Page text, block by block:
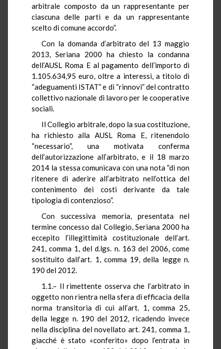
arbitrale composto da un rappresentante per
ciascuna delle parti e da un rappresentante
scelto di comune accordo”.
Con la domanda d’arbitrato del 13 maggio
2013, Seriana 2000 ha chiesto la condanna
dell’AUSL Roma E al pagamento dell’importo di
1.105.634,95 euro, oltre a interessi, a titolo di
“adeguamenti ISTAT” e di “rinnovi” del contratto
collettivo nazionale di lavoro per le cooperative
sociali.
Il Collegio arbitrale, dopo la sua costituzione,
ha richiesto alla AUSL Roma E, ritenendolo
“necessario”, una motivata conferma
dell’autorizzazione all’arbitrato, e il 18 marzo
2014 la stessa comunicava con una nota “di non
ritenere di aderire all’arbitrato nell’ottica del
contenimento dei costi derivante da tale
tipologia di contenzioso”.
Con successiva memoria, presentata nel
termine concesso dal Collegio, Seriana 2000 ha
eccepito l’illegittimità costituzionale dell’art.
241, comma 1, del d.lgs. n. 163 del 2006, come
sostituito dall’art. 1, comma 19, della legge n.
190 del 2012.
1.1.– Il rimettente osserva che l’arbitrato in
oggetto non rientra nella sfera di efficacia della
norma transitoria di cui all’art. 1, comma 25,
della legge n. 190 del 2012, ricadendo invece
nella disciplina del novellato art. 241, comma 1,
giacché è stato «conferito» dopo l’entrata in